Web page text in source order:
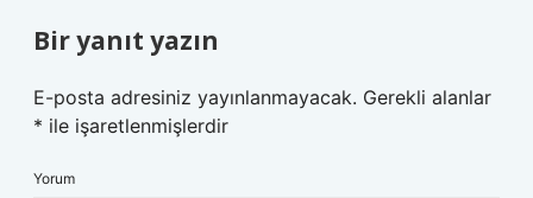
Bir yanıt yazın
E-posta adresiniz yayınlanmayacak. Gerekli alanlar
* ile işaretlenmişlerdir
Yorum